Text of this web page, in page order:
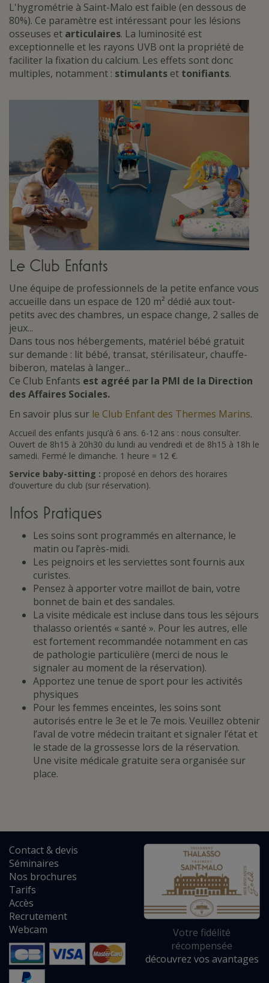
L'hygrométrie à Saint-Malo est faible (en dessous de
80%). Ce paramètre est intéressant pour les lésions
osseuses et articulaires. La luminosité est
exceptionnelle et les rayons UVB ont la propriété de
faciliter la fixation du calcium. Les effets sont donc
multiples, notamment : stimulants et tonifiants.
Le Club Enfants
Une équipe de professionnels de la petite enfance vous
accueille dans un espace de 120 m² dédié aux tout-
petits avec des chambres, un espace change, 2 salles de
jeux...
Dans tous nos hébergements, matériel bébé gratuit
sur demande : lit bébé, transat, stérilisateur, chauffe-
biberon, matelas à langer...
Ce Club Enfants est agréé par la PMI de la Direction
des Affaires Sociales.
En savoir plus sur le Club Enfant des Thermes Marins.
Accueil des enfants jusqu’à 6 ans. 6-12 ans : nous consulter.
Ouvert de 8h15 à 20h30 du lundi au vendredi et de 8h15 à 18h le
samedi. Fermé le dimanche. 1 heure = 12 €.
Service baby-sitting : proposé en dehors des horaires
d’ouverture du club (sur réservation).
Infos Pratiques
Les soins sont programmés en alternance, le
matin ou l’après-midi.
Les peignoirs et les serviettes sont fournis aux
curistes.
Pensez à apporter votre maillot de bain, votre
bonnet de bain et des sandales.
La visite médicale est incluse dans tous les séjours
thalasso orientés « santé ». Pour les autres, elle
est fortement recommandée notamment en cas
de pathologie particulière (merci de nous le
signaler au moment de la réservation).
Apportez une tenue de sport pour les activités
physiques
Pour les femmes enceintes, les soins sont
autorisés entre le 3e et le 7e mois. Veuillez obtenir
l’aval de votre médecin traitant et signaler l’état et
le stade de la grossesse lors de la réservation.
Une visite médicale gratuite sera organisée sur
place.
Contact&devis
Séminaires
Nos brochures
Tarifs
Accès
Recrutement
Webcam
Votre fidélité
récompensée
découvrez vos avantages